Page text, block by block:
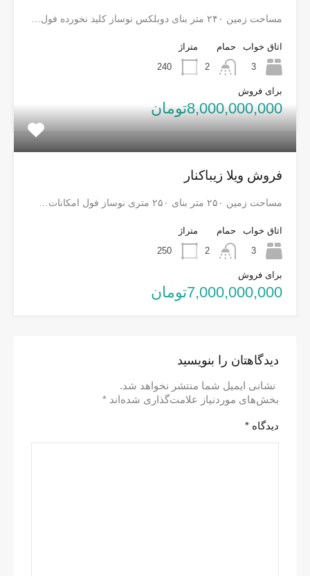
مساحت زمین ۲۴۰ متر بنای دوبلکس نوساز کلید نخورده فول…
اتاق خواب
3
حمام
2
متراژ
240
برای فروش
8,000,000,000تومان
فروش ویلا زیباکنار
مساحت زمین ۲۵۰ متر بنای ۲۵۰ متری نوساز فول امکانات…
اتاق خواب
3
حمام
2
متراژ
250
برای فروش
7,000,000,000تومان
دیدگاهتان را بنویسید
نشانی ایمیل شما منتشر نخواهد شد.
بخش‌های موردنیاز علامت‌گذاری شده‌اند *
دیدگاه *